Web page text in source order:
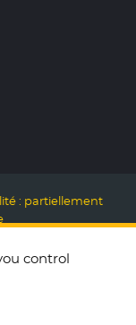
: partiellement
control